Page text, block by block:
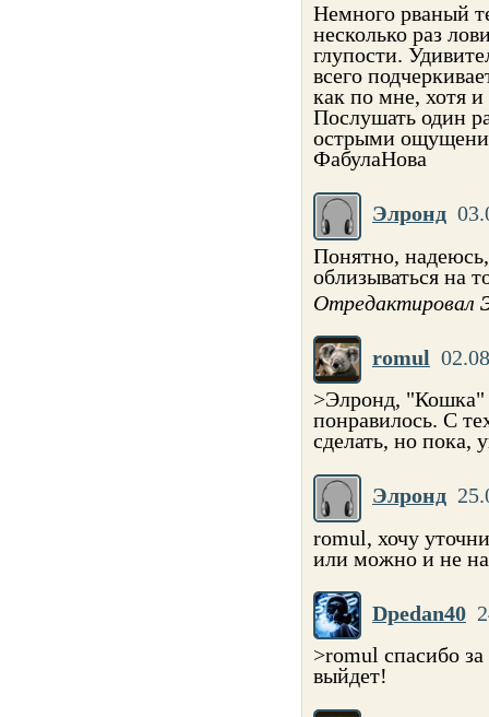
Немного рваный
несколько раз
глупости.
всего
как по мне, хотя
Послушать один
острыми
ФабулаНова
Элронд
Понятно,
облизываться на
Отредактировал
romul
>Элронд, "Кошка"
понравилось. С
сделать, но пока,
Элронд
romul, хочу
или можно и не
Dpedan40
>romul спасибо за
выйдет!